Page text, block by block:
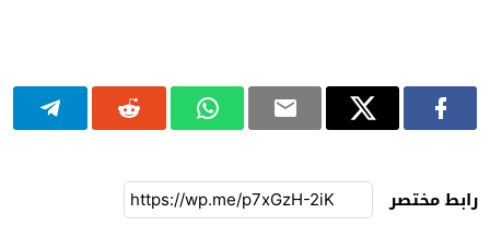
رابط مختصر